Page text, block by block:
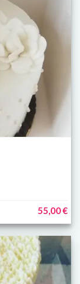
55,00 €